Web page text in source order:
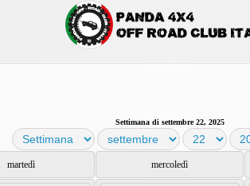
Settimana di settembre 22, 2025
martedì mercoledì